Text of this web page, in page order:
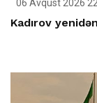
06 Avqust 2026
Kadırov